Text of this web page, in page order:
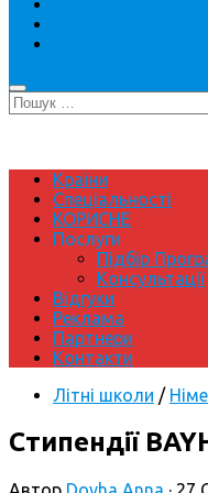
Пошук:
Країни
Спеціальності
КОРИСНЕ
Послуги
Підбір
Консультації
Відгуки
Реклама
Партнери
Контакти
Літні школи /
Стипендії